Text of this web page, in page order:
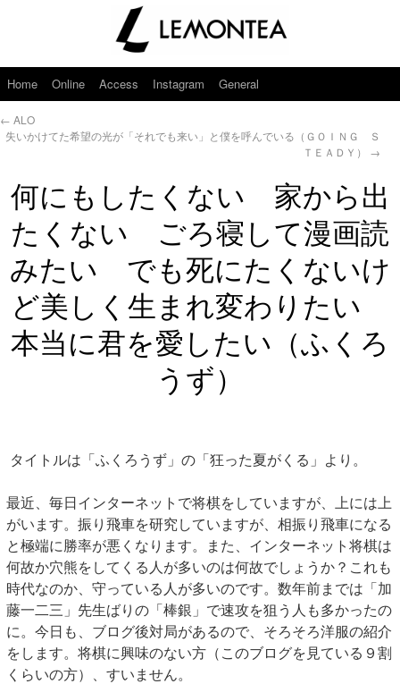
Home Online Access Instagram General
← ALO
失いかけてた希望の光が「それでも来い」と僕を呼んでいる（ＧＯＩＮＧ Ｓ
ＴＥＡＤＹ） →
何にもしたくない 家から出
たくない ごろ寝して漫画読
みたい でも死にたくないけ
ど美しく生まれ変わりたい
本当に君を愛したい（ふくろ
うず）
タイトルは「ふくろうず」の「狂った夏がくる」より。
最近、毎日インターネットで将棋をしていますが、上には上
がいます。振り飛車を研究していますが、相振り飛車になる
と極端に勝率が悪くなります。また、インターネット将棋は
何故か穴熊をしてくる人が多いのは何故でしょうか？これも
時代なのか、守っている人が多いのです。数年前までは「加
藤一二三」先生ばりの「棒銀」で速攻を狙う人も多かったの
に。今日も、ブログ後対局があるので、そろそろ洋服の紹介
をします。将棋に興味のない方（このブログを見ている９割
くらいの方）、すいません。